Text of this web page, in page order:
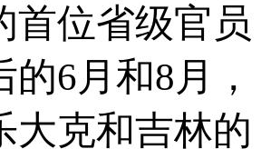
首位省级官员
6月和8月，
大克和吉林的